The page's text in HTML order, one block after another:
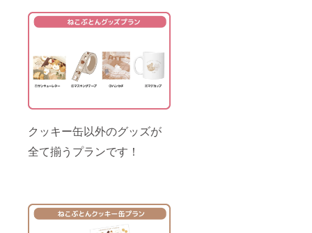
クッキー缶以外のグッズが
全て揃うプランです！